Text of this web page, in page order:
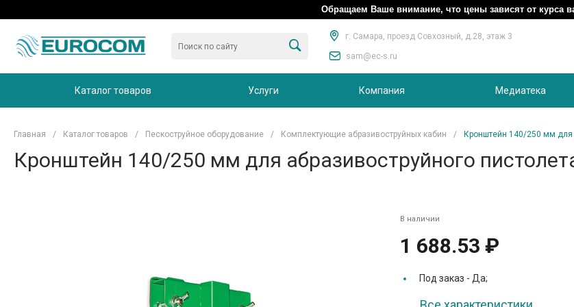
Обращаем Ваше внимание, что цены зависят от курса
г. Самара, проезд Совхозный, д.28, этаж 3
sam@ec-s.ru
Каталог товаров Услуги Компания Медиатека
Главная / Каталог товаров / Пескоструйное оборудование / Комплектующие абразивоструйных кабин / Кронштейн 140/250 мм для
Кронштейн 140/250 мм для абразивоструйного
В наличии
1 688.53 ₽
Под заказ - Да;